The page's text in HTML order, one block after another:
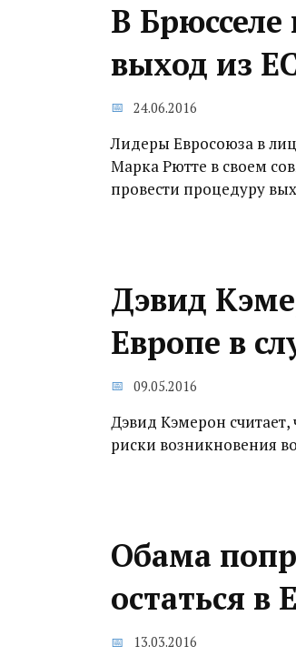
В
выход из
24.06.2016
Лидеры Евросоюза в
Марка Рютте в своем
провести процедуру
Дэвид
Европе в
09.05.2016
Дэвид Кэмерон
риски возникновения
Обама
остаться в
13.03.2016